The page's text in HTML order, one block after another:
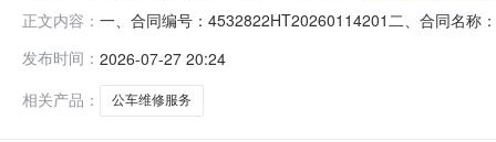
正文内容： 一、合同编号：4532822HT20260114201二、合同名称
双版纳州勐海县曼贺村委会曼景买村123号联系方式：
发布时间： 2026-07-27 20:24
相关产品：
公车维修服务